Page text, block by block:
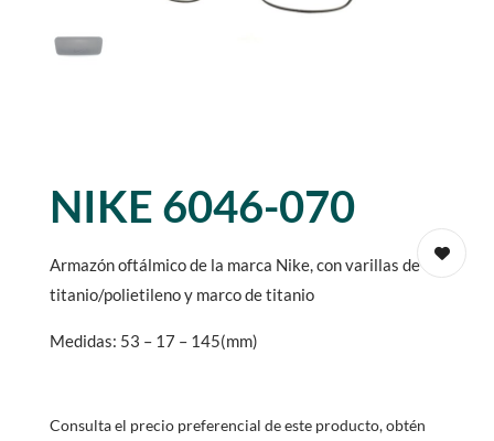
NIKE 6046-070
Armazón oftálmico de la marca Nike, con varillas de
titanio/polietileno y marco de titanio
Medidas: 53 – 17 – 145(mm)
Consulta el precio preferencial de este producto, obtén